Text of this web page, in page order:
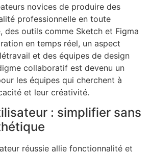
novices de produire des
professionnelle en toute
des outils comme Sketch et Figma
en temps réel, un aspect
et des équipes de design
collaboratif est devenu un
les équipes qui cherchent à
et leur créativité.
: simplifier sans
réussie allie fonctionnalité et